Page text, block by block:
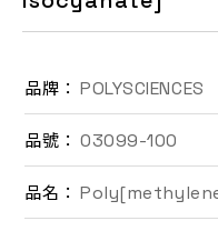
品牌： POLYSCIENCES
品號： 03099-100
品名：
EN